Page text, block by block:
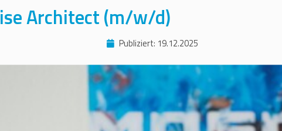
Architect (m/w/d)
Publiziert: 19.12.2025